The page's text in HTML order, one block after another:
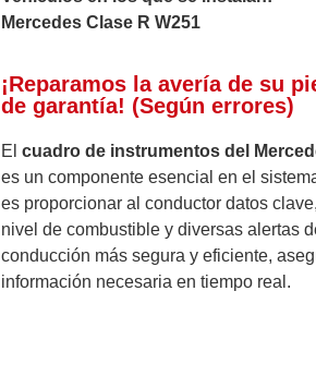
Mercedes Clase R W251
¡Reparamos la avería de su
de garantía! (Según errores)
El cuadro de instrumentos del
es un componente esencial en el
es proporcionar al conductor datos
nivel de combustible y diversas alertas
conducción más segura y eficiente,
información necesaria en tiempo real.